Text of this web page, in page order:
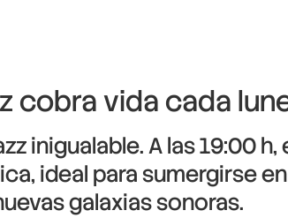
cobra vida cada
inigualable. A las 19:00
ideal para sumergirse
galaxias sonoras.